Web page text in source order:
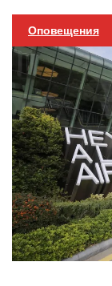
Оповещения